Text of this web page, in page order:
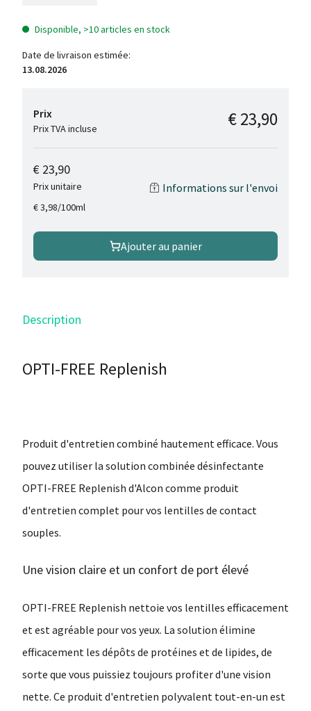
Disponible, >10 articles en stock
Date de livraison estimée:
13.08.2026
Prix
Prix TVA incluse € 23,90
€ 23,90
Prix unitaire
€ 3,98/100ml
Informations sur l'envoi
Ajouter au panier
Description
OPTI-FREE Replenish
Produit d'entretien combiné hautement efficace. Vous
pouvez utiliser la solution combinée désinfectante
OPTI-FREE Replenish d'Alcon comme produit
d'entretien complet pour vos lentilles de contact
souples.
Une vision claire et un confort de port élevé
OPTI-FREE Replenish nettoie vos lentilles efficacement
et est agréable pour vos yeux. La solution élimine
efficacement les dépôts de protéines et de lipides, de
sorte que vous puissiez toujours profiter d'une vision
nette. Ce produit d'entretien polyvalent tout-en-un est